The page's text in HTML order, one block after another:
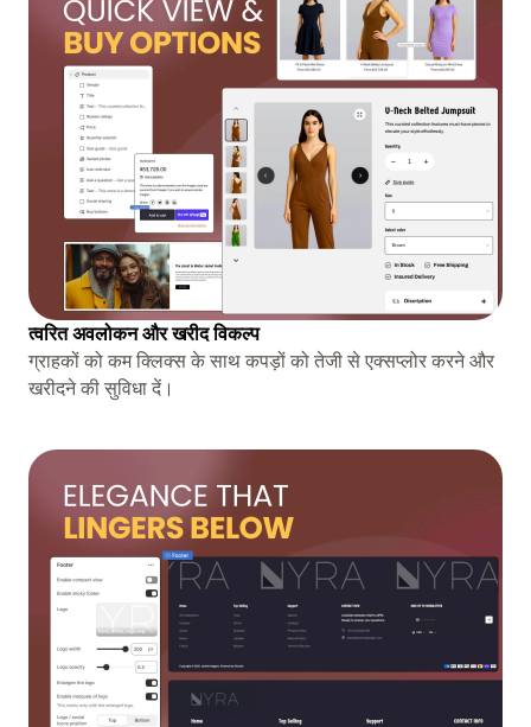
त्वरित अवलोकन और खरीद विकल्प
ग्राहकों को कम क्लिक्स के साथ कपड़ों को तेजी से एक्सप्लोर करने और
खरीदने की सुविधा दें।